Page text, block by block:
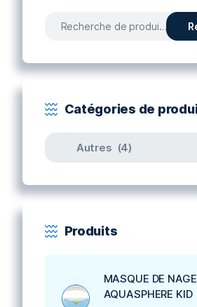
Catégories de
Produits
MASQUE DE
AQUASPHERE KID